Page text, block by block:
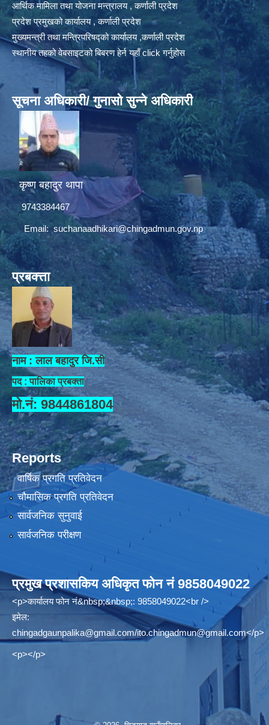
आर्थिक मामिला तथा योजना मन्त्रालय , कर्णाली प्रदेश
प्रदेश प्रमुखको कार्यालय , कर्णाली प्रदेश
मुख्यमन्त्री तथा मन्त्रिपरिषद्को कार्यालय ,कर्णाली प्रदेश
स्थानीय तहको वेबसाइटको बिबरण हेर्न यहाँ click गर्नुहोस
सूचना अधिकारी/ गुनासो सुन्ने अधिकारी
कृष्ण बहादुर थापा
9743384467
Email:suchanaadhikari@chingadmun.gov.np
प्रबक्त्ता
नाम : लाल बहादुर जि.सी
पद : पालिका प्रबक्ता
मो.नं: 9844861804
Reports
वार्षिक प्रगति प्रतिवेदन
चौमासिक प्रगति प्रतिवेदन
सार्वजनिक सुनुवाई
सार्वजनिक परीक्षण
प्रमुख प्रशासकिय अधिकृत फोन नं 9858049022
<p>कार्यालय फोन नं&nbsp;&nbsp;: 9858049022<br />
इमेल:
chingadgaunpalika@gmail.com/ito.chingadmun@gmail.com</p>
<p></p>